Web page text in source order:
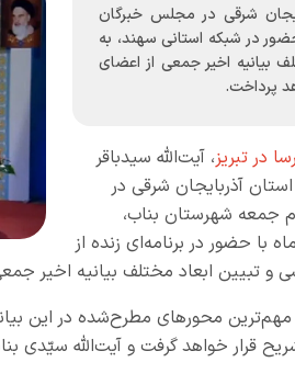
شرقی در مجلس خبرگان
در شبکه استانی سهند، به
بیانیه اخیر جمعی از اعضای
پرداخت.
در تبریز، آیت‌الله سیدباقر
آذربایجان شرقی در
جمعه شهرستان بناب،
امروز دوشنبه ۸ تیرماه با حضور در برنامه‌ای زنده از
و تبیین ابعاد مختلف بیانیه اخیر
مهم‌ترین محورهای مطرح‌شده در این
قرار خواهد گرفت و آیت‌الله سیّدی